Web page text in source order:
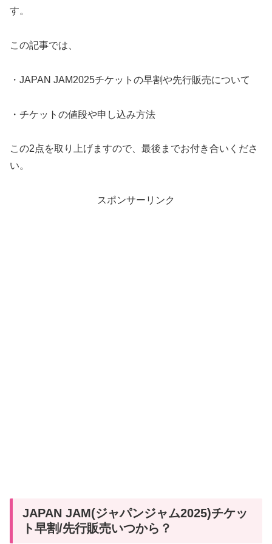
す。
この記事では、
・JAPAN JAM2025チケットの早割や先行販売について
・チケットの値段や申し込み方法
この2点を取り上げますので、最後までお付き合いくださ
い。
スポンサーリンク
JAPAN JAM(ジャパンジャム2025)チケッ
ト早割/先行販売いつから？